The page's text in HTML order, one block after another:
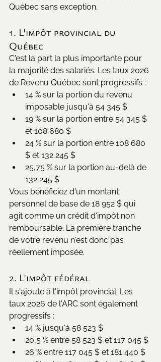
Québec sans exception.
1. L'impôt provincial du
Québec
C'est la part la plus importante pour
la majorité des salariés. Les taux 2026
de Revenu Québec sont progressifs :
14 % sur la portion du revenu
imposable jusqu'à 54 345 $
19 % sur la portion entre 54 345 $
et 108 680 $
24 % sur la portion entre 108 680
$ et 132 245 $
25,75 % sur la portion au-delà de
132 245 $
Vous bénéficiez d'un montant
personnel de base de 18 952 $ qui
agit comme un crédit d'impôt non
remboursable. La première tranche
de votre revenu n'est donc pas
réellement imposée.
2. L'impôt fédéral
Il s'ajoute à l'impôt provincial. Les
taux 2026 de l'ARC sont également
progressifs :
14 % jusqu'à 58 523 $
20,5 % entre 58 523 $ et 117 045 $
26 % entre 117 045 $ et 181 440 $